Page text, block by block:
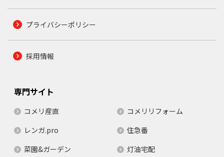
プライバシーポリシー
採用情報
専門サイト
コメリ産直
コメリリフォーム
レンガ.pro
住急番
菜園&ガーデン
灯油宅配